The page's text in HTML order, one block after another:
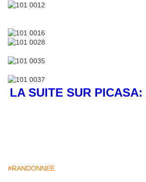
LA SUITE SUR PICASA:
#RANDONNEE